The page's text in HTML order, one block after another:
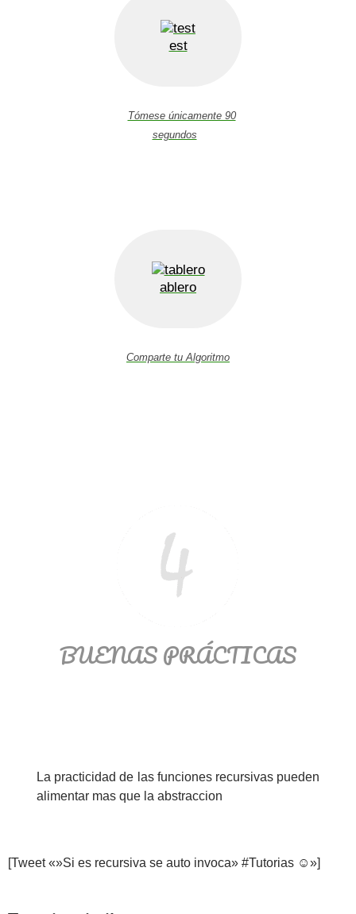
est
Tómese únicamente 90
segundos
ablero
Comparte tu Algoritmo
BUENAS PRÁCTICAS
La practicidad de las funciones recursivas pueden
alimentar mas que la abstraccion
[Tweet «»Si es recursiva se auto invoca» #Tutorias ☺»]